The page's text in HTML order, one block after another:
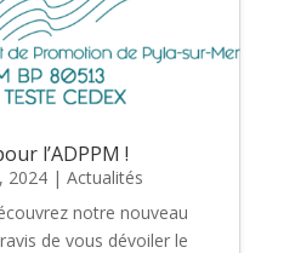
l’ADPPM !
2024| Actualités
notre nouveau
de vous dévoiler le